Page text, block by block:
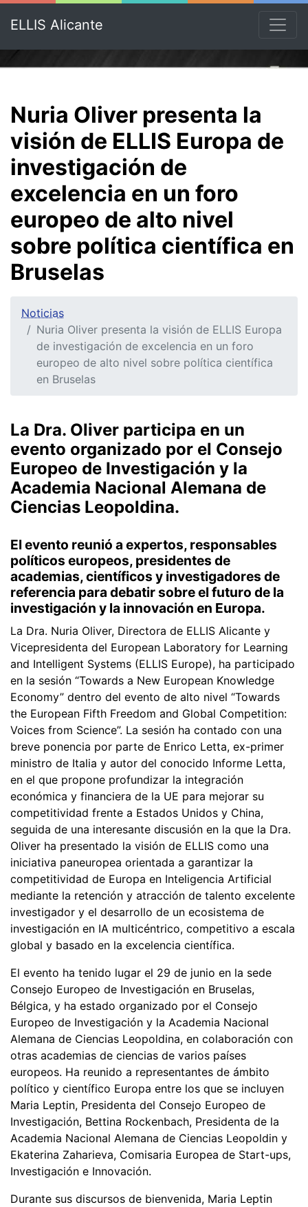
ELLIS Alicante
Nuria Oliver presenta la
visión de ELLIS Europa de
investigación de
excelencia en un foro
europeo de alto nivel
sobre política científica en
Bruselas
Noticias
Nuria Oliver presenta la visión de ELLIS Europa
de investigación de excelencia en un foro
europeo de alto nivel sobre política científica
en Bruselas
La Dra. Oliver participa en un
evento organizado por el Consejo
Europeo de Investigación y la
Academia Nacional Alemana de
Ciencias Leopoldina.
El evento reunió a expertos, responsables
políticos europeos, presidentes de
academias, científicos y investigadores de
referencia para debatir sobre el futuro de la
investigación y la innovación en Europa.
La Dra. Nuria Oliver, Directora de ELLIS Alicante y
Vicepresidenta del European Laboratory for Learning
and Intelligent Systems (ELLIS Europe), ha participado
en la sesión “Towards a New European Knowledge
Economy” dentro del evento de alto nivel “Towards
the European Fifth Freedom and Global Competition:
Voices from Science”. La sesión ha contado con una
breve ponencia por parte de Enrico Letta, ex-primer
ministro de Italia y autor del conocido Informe Letta,
en el que propone profundizar la integración
económica y financiera de la UE para mejorar su
competitividad frente a Estados Unidos y China,
seguida de una interesante discusión en la que la Dra.
Oliver ha presentado la visión de ELLIS como una
iniciativa paneuropea orientada a garantizar la
competitividad de Europa en Inteligencia Artificial
mediante la retención y atracción de talento excelente
investigador y el desarrollo de un ecosistema de
investigación en IA multicéntrico, competitivo a escala
global y basado en la excelencia científica.
El evento ha tenido lugar el 29 de junio en la sede
Consejo Europeo de Investigación en Bruselas,
Bélgica, y ha estado organizado por el Consejo
Europeo de Investigación y la Academia Nacional
Alemana de Ciencias Leopoldina, en colaboración con
otras academias de ciencias de varios países
europeos. Ha reunido a representantes de ámbito
político y científico Europa entre los que se incluyen
Maria Leptin, Presidenta del Consejo Europeo de
Investigación, Bettina Rockenbach, Presidenta de la
Academia Nacional Alemana de Ciencias Leopoldin y
Ekaterina Zaharieva, Comisaria Europea de Start-ups,
Investigación e Innovación.
Durante sus discursos de bienvenida, Maria Leptin